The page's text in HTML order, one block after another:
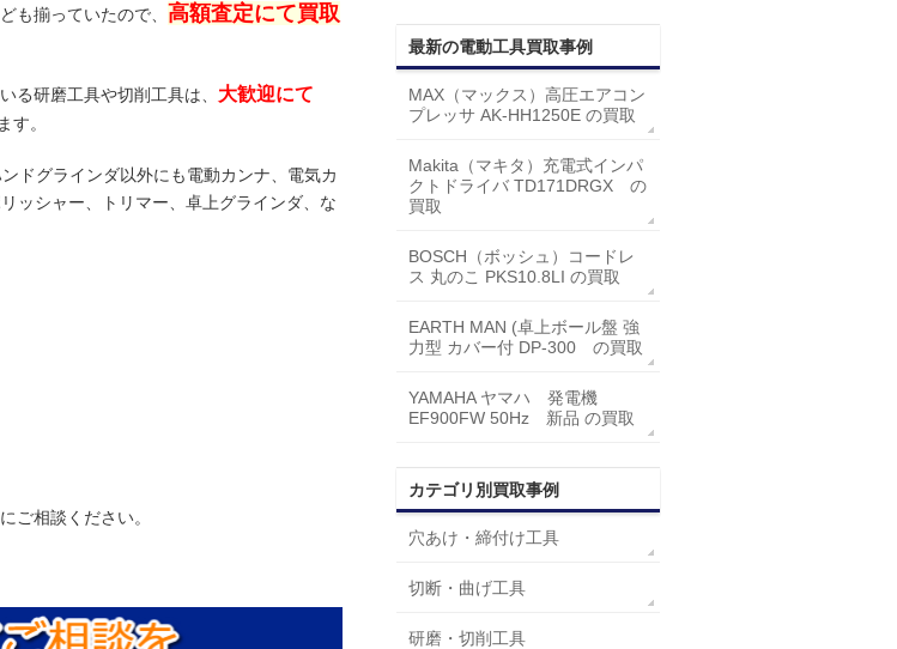
も揃っていたので、 高額査定にて買取
る研磨工具や切削工具は、 大歓迎にて
す。
ドグラインダ以外にも電動カンナ、電気カ
ッシャー、トリマー、卓上グラインダ、な
ご相談ください。
最新の電動工具買取事例
MAX（マックス）高圧エアコン
プレッサ AK-HH1250E の買取
Makita（マキタ）充電式インパ
クトドライバ TD171DRGX の
買取
BOSCH（ボッシュ）コードレ
ス 丸のこ PKS10.8LI の買取
EARTH MAN (卓上ボール盤 強
力型 カバー付 DP-300 の買取
YAMAHA ヤマハ 発電機
EF900FW 50Hz 新品 の買取
カテゴリ別買取事例
穴あけ・締付け工具
切断・曲げ工具
研磨・切削工具